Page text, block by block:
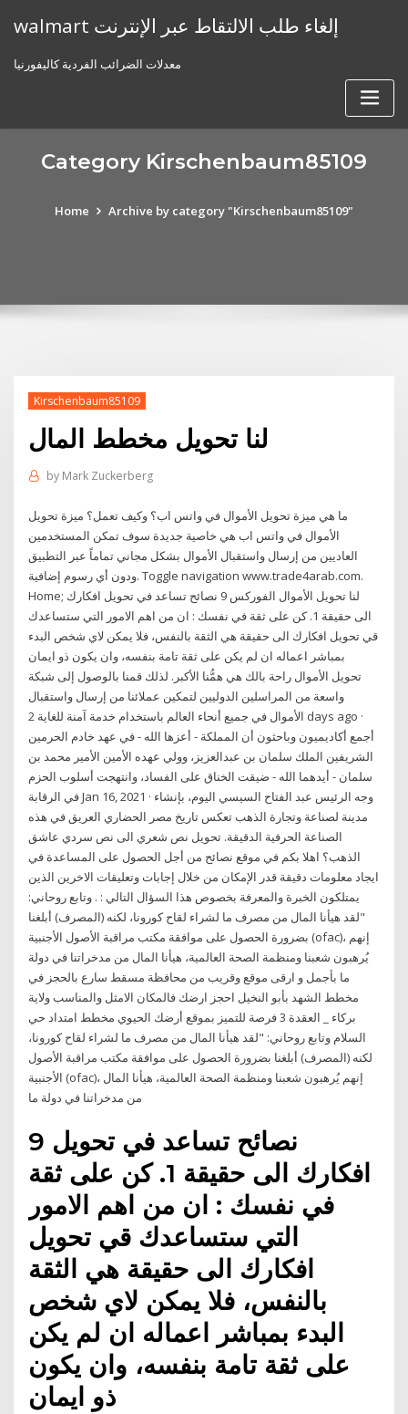
walmart إلغاء طلب الالتقاط عبر الإنترنت
معدلات الضرائب الفردية كاليفورنيا
Category Kirschenbaum85109
Home Archive by category "Kirschenbaum85109"
Kirschenbaum85109
لنا تحويل مخطط المال
by Mark Zuckerberg
ما هي ميزة تحويل الأموال في واتس اب؟ وكيف تعمل؟ ميزة تحويل
الأموال في واتس اب هي خاصية جديدة سوف تمكن المستخدمين
العاديين من إرسال واستقبال الأموال بشكل مجاني تماماً عبر التطبيق
ودون أي رسوم إضافية. Toggle navigation www.trade4arab.com.
Home; لنا تحويل الأموال الفوركس 9 نصائح تساعد في تحويل افكارك
الى حقيقة 1. كن على ثقة في نفسك : ان من اهم الامور التي ستساعدك
قي تحويل افكارك الى حقيقة هي الثقة بالنفس، فلا يمكن لاي شخص البدء
بمباشر اعماله ان لم يكن على ثقة تامة بنفسه، وان يكون ذو ايمان
تحويل الأموال راحة بالك هي همُّنا الأكبر. لذلك قمنا بالوصول إلى شبكة
واسعة من المراسلين الدوليين لتمكين عملائنا من إرسال واستقبال
الأموال في جميع أنحاء العالم باستخدام خدمة آمنة للغاية 2 days ago ·
أجمع أكاديميون وباحثون أن المملكة - أعزها الله - في عهد خادم الحرمين
الشريفين الملك سلمان بن عبدالعزيز، وولي عهده الأمين الأمير محمد بن
سلمان - أيدهما الله - ضيقت الخناق على الفساد، وانتهجت أسلوب الحزم
في الرقابة Jan 16, 2021 · وجه الرئيس عبد الفتاح السيسي اليوم، بإنشاء
مدينة لصناعة وتجارة الذهب تعكس تاريخ مصر الحضاري العريق في هذه
الصناعة الحرفية الدقيقة. تحويل نص شعري الى نص سردي عاشق
الذهب؟ اهلا بكم في موقع نصائح من أجل الحصول على المساعدة في
ايجاد معلومات دقيقة قدر الإمكان من خلال إجابات وتعليقات الاخرين الذين
يمتلكون الخبرة والمعرفة بخصوص هذا السؤال التالي : . وتابع روحاني:
"لقد هيأنا المال من مصرف ما لشراء لقاح كورونا، لكنه (المصرف) أبلغنا
بضرورة الحصول على موافقة مكتب مراقبة الأصول الأجنبية (ofac)، إنهم
يُرهبون شعبنا ومنظمة الصحة العالمية، هيأنا المال من مدخراتنا في دولة
ما بأجمل و ارقى موقع وقريب من محافظة مسقط سارع بالحجز في
مخطط الشهد بأبو النخيل احجز ارضك فالمكان الامثل والمناسب ولاية
بركاء _ العقدة 3 فرصة للتميز بموقع أرضك الحيوي مخطط امتداد حي
السلام وتابع روحاني: "لقد هيأنا المال من مصرف ما لشراء لقاح كورونا،
لكنه (المصرف) أبلغنا بضرورة الحصول على موافقة مكتب مراقبة الأصول
الأجنبية (ofac)، إنهم يُرهبون شعبنا ومنظمة الصحة العالمية، هيأنا المال
من مدخراتنا في دولة ما
9 نصائح تساعد في تحويل
افكارك الى حقيقة 1. كن على ثقة
في نفسك : ان من اهم الامور
التي ستساعدك قي تحويل
افكارك الى حقيقة هي الثقة
بالنفس، فلا يمكن لاي شخص
البدء بمباشر اعماله ان لم يكن
على ثقة تامة بنفسه، وان يكون
ذو ايمان